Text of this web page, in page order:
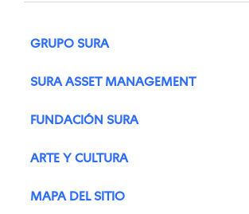
GRUPO SURA
SURA ASSET MANAGEMENT
FUNDACIÓN SURA
ARTE Y CULTURA
MAPA DEL SITIO